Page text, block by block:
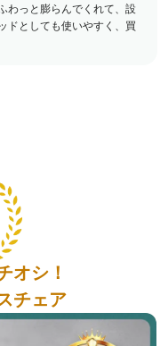
わっと膨らんでくれて、設
ドとしても使いやすく、買
オシ！
チェア